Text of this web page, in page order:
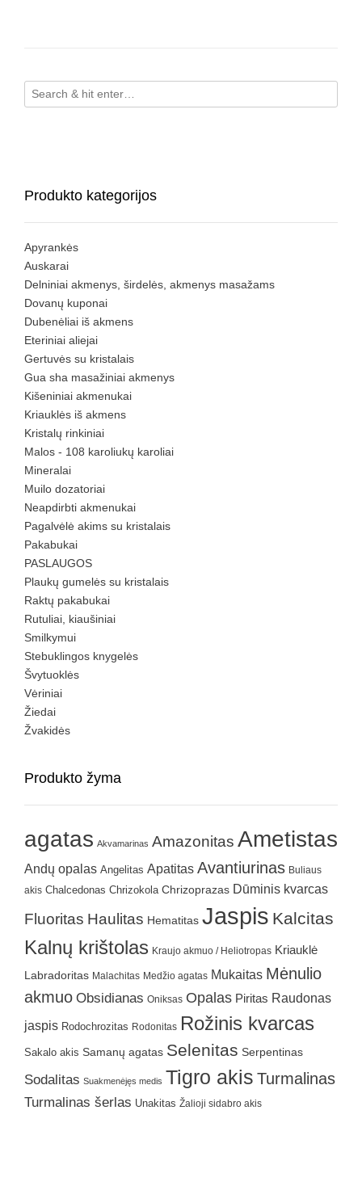
Produkto kategorijos
Apyrankės
Auskarai
Delniniai akmenys, širdelės, akmenys masažams
Dovanų kuponai
Dubenėliai iš akmens
Eteriniai aliejai
Gertuvės su kristalais
Gua sha masažiniai akmenys
Kišeniniai akmenukai
Kriauklės iš akmens
Kristalų rinkiniai
Malos - 108 karoliukų karoliai
Mineralai
Muilo dozatoriai
Neapdirbti akmenukai
Pagalvėlė akims su kristalais
Pakabukai
PASLAUGOS
Plaukų gumelės su kristalais
Raktų pakabukai
Rutuliai, kiaušiniai
Smilkymui
Stebuklingos knygelės
Švytuoklės
Vėriniai
Žiedai
Žvakidės
Produkto žyma
agatas Akvamarinas Amazonitas Ametistas
Andų opalas Angelitas Apatitas Avantiurinas Buliaus
akis Chalcedonas Chrizokola Chrizoprazas Dūminis kvarcas
Fluoritas Haulitas Hematitas Jaspis Kalcitas
Kalnų krištolas Kraujo akmuo / Heliotropas Kriauklė
Labradoritas Malachitas Medžio agatas Mukaitas Mėnulio
akmuo Obsidianas Oniksas Opalas Piritas Raudonas
jaspis Rodochrozitas Rodonitas Rožinis kvarcas
Sakalo akis Samanų agatas Selenitas Serpentinas
Sodalitas Suakmenėjęs medis Tigro akis Turmalinas
Turmalinas šerlas Unakitas Žalioji sidabro akis